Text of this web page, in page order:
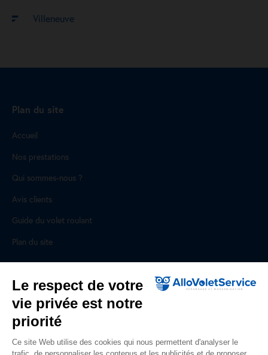
Villeneuve
Plan du site
Accueil
Nos prestations
Qui sommes-nous ?
Avis clients
Guide du volet roulant
Plan du site
Pour les professionnels
Professionnels, des prestations ad hoc
Rejoignez un réseau national, nous recrutons !
Le respect de votre
vie privée est notre
priorité
Ce site Web utilise des cookies qui nous permettent d'analyser le
trafic, de personnaliser les contenus et les publicités et de proposer